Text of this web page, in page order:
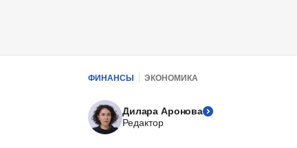
ФИНАНСЫ ЭКОНОМИКА
Дилара Аронова
Редактор